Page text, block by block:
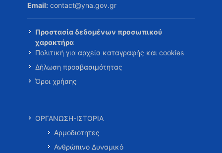
Email: contact@yna.gov.gr
Προστασία δεδομένων προσωπικού
χαρακτήρα
Πολιτική για αρχεία καταγραφής και cookies
Δήλωση προσβασιμότητας
Όροι χρήσης
ΟΡΓΑΝΩΣΗ-ΙΣΤΟΡΙΑ
Αρμοδιότητες
Ανθρώπινο Δυναμικό